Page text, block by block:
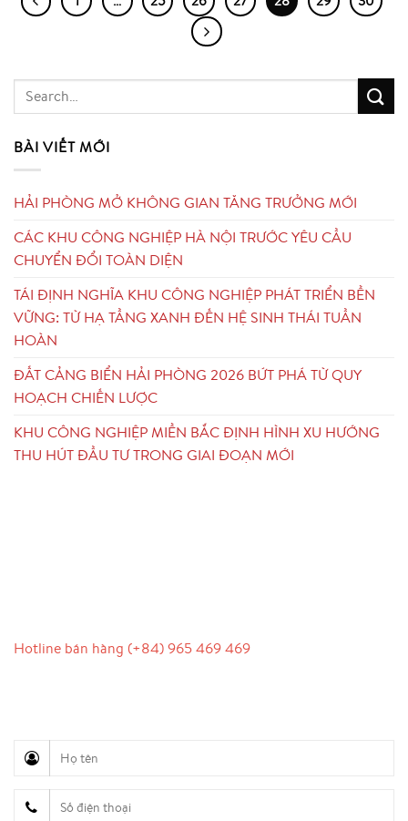
BÀI VIẾT MỚI
HẢI PHÒNG MỞ KHÔNG GIAN TĂNG TRƯỞNG MỚI
CÁC KHU CÔNG NGHIỆP HÀ NỘI TRƯỚC YÊU CẦU
CHUYỂN ĐỔI TOÀN DIỆN
TÁI ĐỊNH NGHĨA KHU CÔNG NGHIỆP PHÁT TRIỂN BỀN
VỮNG: TỪ HẠ TẦNG XANH ĐẾN HỆ SINH THÁI TUẦN
HOÀN
ĐẤT CẢNG BIỂN HẢI PHÒNG 2026 BỨT PHÁ TỪ QUY
HOẠCH CHIẾN LƯỢC
KHU CÔNG NGHIỆP MIỀN BẮC ĐỊNH HÌNH XU HƯỚNG
THU HÚT ĐẦU TƯ TRONG GIAI ĐOẠN MỚI
Hotline bán hàng (+84) 965 469 469